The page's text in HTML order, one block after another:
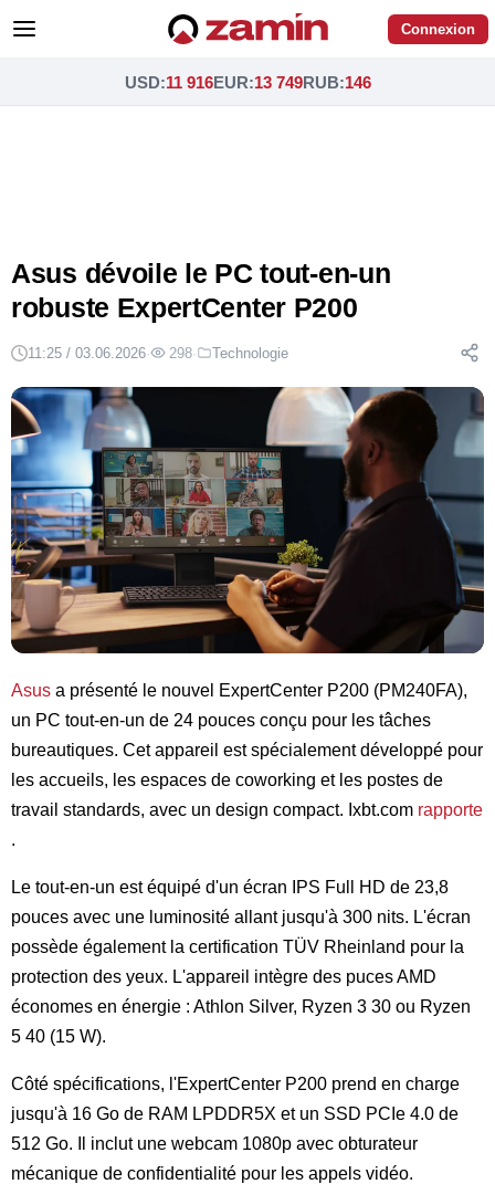
Connexion
USD:11 916EUR:13 749RUB:146
Asus dévoile le PC tout-en-un
robuste ExpertCenter P200
11:25 / 03.06.2026· 298· Technologie
Asus a présenté le nouvel ExpertCenter P200 (PM240FA),
un PC tout-en-un de 24 pouces conçu pour les tâches
bureautiques. Cet appareil est spécialement développé pour
les accueils, les espaces de coworking et les postes de
travail standards, avec un design compact. Ixbt.com rapporte
.
Le tout-en-un est équipé d'un écran IPS Full HD de 23,8
pouces avec une luminosité allant jusqu'à 300 nits. L'écran
possède également la certification TÜV Rheinland pour la
protection des yeux. L'appareil intègre des puces AMD
économes en énergie : Athlon Silver, Ryzen 3 30 ou Ryzen
5 40 (15 W).
Côté spécifications, l'ExpertCenter P200 prend en charge
jusqu'à 16 Go de RAM LPDDR5X et un SSD PCIe 4.0 de
512 Go. Il inclut une webcam 1080p avec obturateur
mécanique de confidentialité pour les appels vidéo.